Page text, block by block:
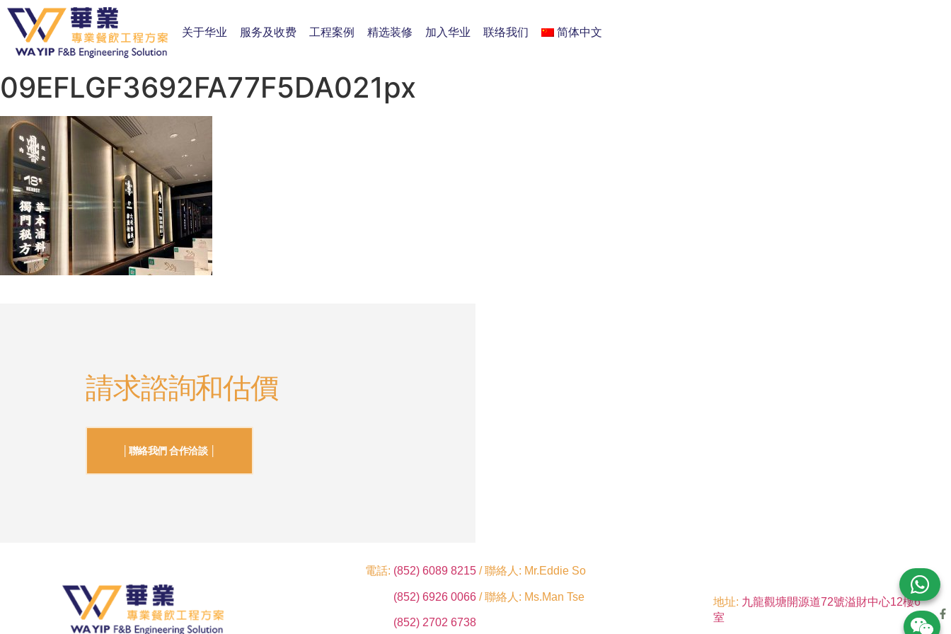
关于华业 服务及收费 工程案例 精选装修 加入华业 联络我们 简体中文
09EFLGF3692FA77F5DA021px
請求諮詢和估價
│聯絡我們 合作洽談 │
電話: (852) 6089 8215 / 聯絡人: Mr.Eddie So
(852) 6926 0066/ 聯絡人: Ms.Man Tse
(852) 2702 6738
地址: 九龍觀塘開源道72號溢財中心12樓6
室